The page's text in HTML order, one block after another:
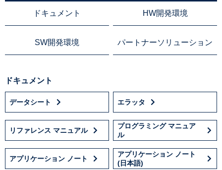
ドキュメント HW開発環境
SW開発環境 パートナーソリューション
ドキュメント
データシート エラッタ
リファレンス マニュアル
プログラミング マニュア
ル
アプリケーション ノート
アプリケーション ノート
(日本語)